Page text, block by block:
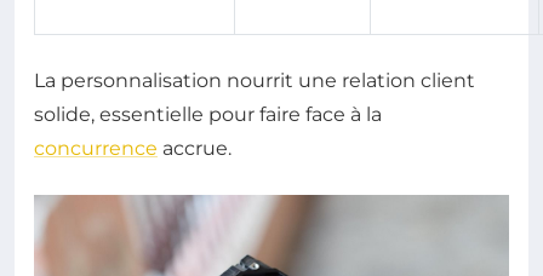
La personnalisation nourrit une relation client
solide, essentielle pour faire face à la
concurrence accrue.